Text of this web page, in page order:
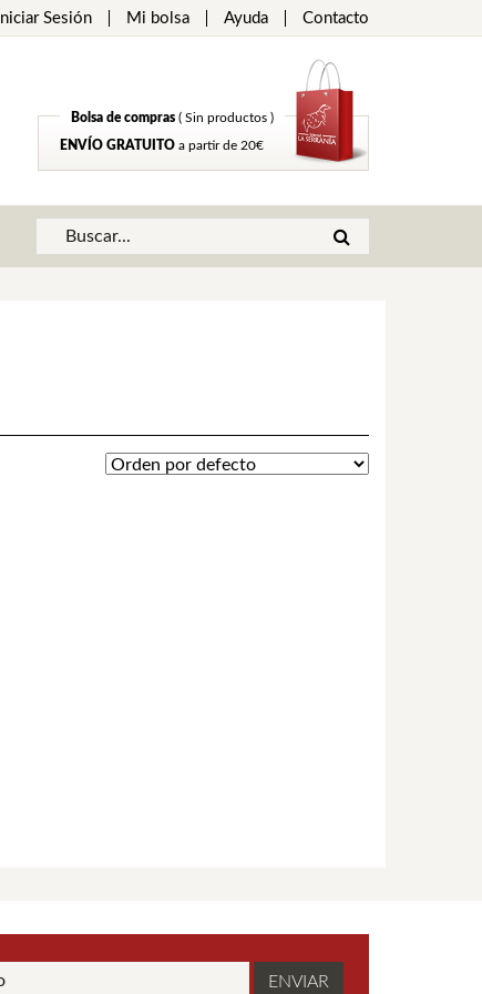
Iniciar Sesión Mi bolsa Ayuda Contacto
Bolsa de compras ( Sin productos )
ENVÍO GRATUITO a partir de 20€